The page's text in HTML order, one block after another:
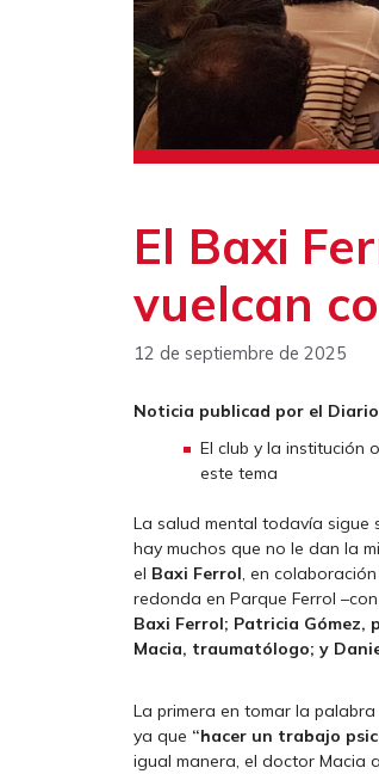
El Baxi
vuelcan
12 de septiembre de 2025
Noticia publicad por el
El club y la institución
este tema
La salud mental todavía sigue
hay muchos que no le dan la
el Baxi Ferrol, en
redonda en Parque Ferrol
Baxi Ferrol; Patricia
Macia, traumatólogo; y
La primera en tomar la
ya que “hacer un trabajo
igual manera, el doctor Macia